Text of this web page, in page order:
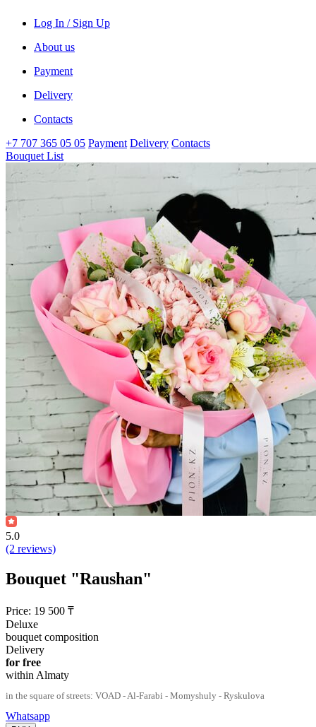
Log In / Sign Up
About us
Payment
Delivery
Contacts
+7 707 365 05 05 Payment Delivery Contacts
Bouquet List
5.0
(2 reviews)
Bouquet "Raushan"
Price: 19 500 ₸
Deluxe
bouquet composition
Delivery
for free
within Almaty
in the square of streets: VOAD - Al-Farabi - Momyshuly - Ryskulova
Whatsapp